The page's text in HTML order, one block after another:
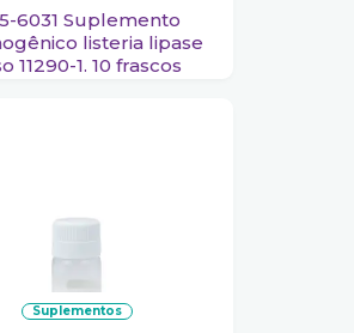
listeria lipase
11290-1. 10 frascos
suplementos